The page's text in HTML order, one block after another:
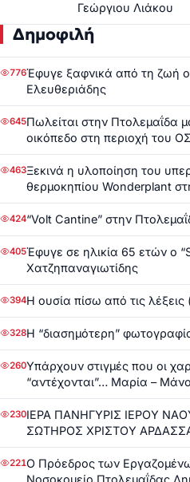
Γεώργιου Λιάκου
Δημοφιλή
776Έφυγε ξαφνικά από τη ζωή
Ελευθεριάδης
645Πωλείται στην Πτολεμαΐδα
οικόπεδο στη περιοχή του
463Ξεκινά η υλοποίηση του
θερμοκηπίου Wonderplant
424“Volt Cantine” στην
405Έφυγε σε ηλικία 65 ετών ο
Χατζηπαναγιωτίδης
394Η ουσία πίσω από τις
328Η “διασημότερη”
260Υπάρχουν στιγμές που οι
“αντέχονται”… Μαρία –
230ΙΕΡΑ ΠΑΝΗΓΥΡΙΣ ΙΕΡΟΥ
ΣΩΤΗΡΟΣ ΧΡΙΣΤΟΥ
221Ο Πρόεδρος των